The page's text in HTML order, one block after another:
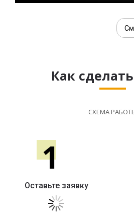
Как
СХЕМА
1
Оставьте заявку